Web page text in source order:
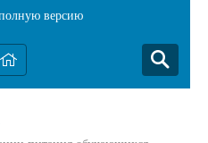
версию